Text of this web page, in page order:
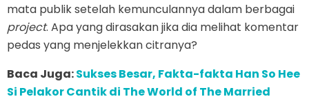
mata publik setelah kemunculannya dalam berbagai
project. Apa yang dirasakan jika dia melihat komentar
pedas yang menjelekkan citranya?
Baca Juga:Sukses Besar, Fakta-fakta Han So Hee
Si Pelakor Cantik di The World of The Married